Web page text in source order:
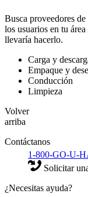
Busca proveedores
los usuarios en tu
llevaría hacerlo.
Carga y
Empaque y
Conducción
Limpieza
Volver
arriba
Contáctanos
1-800-GO-U-
Solicitar
¿Necesitas ayuda?